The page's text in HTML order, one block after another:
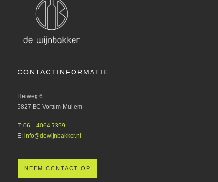
CONTACTINFORMATIE
Heiweg 6
5827 BC Vortum-Mullem
T: 06 – 4064 7359
E: info@dewijnbakker.nl
NEEM CONTACT OP